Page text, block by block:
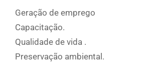
Geração de emprego
Capacitação.
Qualidade de vida .
Preservação ambiental.